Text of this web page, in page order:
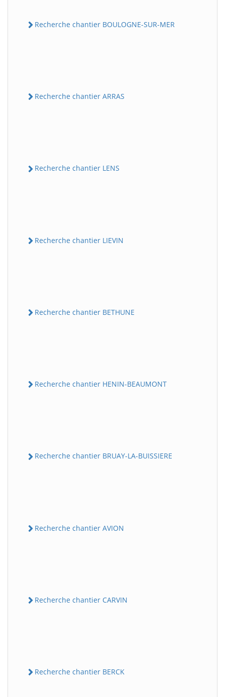
Recherche chantier BOULOGNE-SUR-MER
Recherche chantier ARRAS
Recherche chantier LENS
Recherche chantier LIEVIN
Recherche chantier BETHUNE
Recherche chantier HENIN-BEAUMONT
Recherche chantier BRUAY-LA-BUISSIERE
Recherche chantier AVION
Recherche chantier CARVIN
Recherche chantier BERCK